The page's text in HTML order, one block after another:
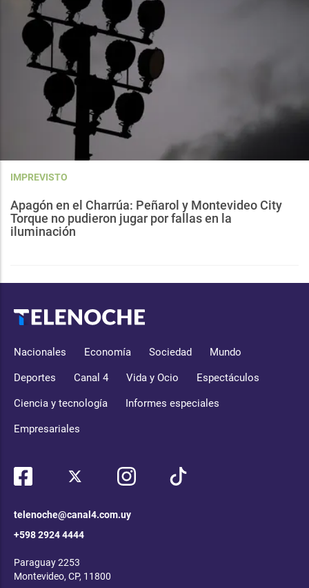
IMPREVISTO
Apagón en el Charrúa: Peñarol y Montevideo City
Torque no pudieron jugar por fallas en la
iluminación
Nacionales Economía Sociedad Mundo
Deportes Canal 4 Vida y Ocio Espectáculos
Ciencia y tecnología Informes especiales
Empresariales
telenoche@canal4.com.uy
+598 2924 4444
Paraguay 2253
Montevideo, CP, 11800